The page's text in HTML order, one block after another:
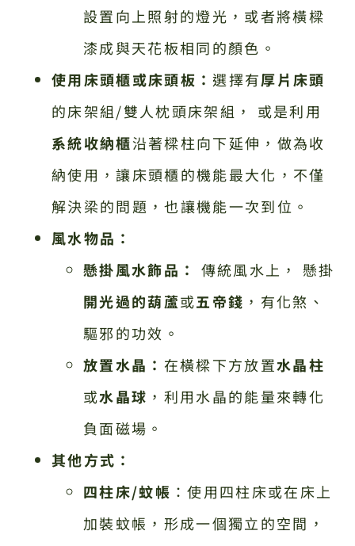
設置向上照射的燈光，或者將橫樑
漆成與天花板相同的顏色。
使用床頭櫃或床頭板：選擇有厚片床頭
的床架組/雙人枕頭床架組， 或是利用
系統收納櫃沿著樑柱向下延伸，做為收
納使用，讓床頭櫃的機能最大化，不僅
解決梁的問題，也讓機能一次到位。
風水物品：
懸掛風水飾品：
傳統風水上， 懸掛
開光過的葫蘆或五帝錢 ，有化煞、
驅邪的功效。
放置水晶： 在橫樑下方放置水晶柱
或水晶球 ，利用水晶的能量來轉化
負面磁場。
其他方式：
四柱床/蚊帳 ：使用四柱床或在床上
加裝蚊帳，形成一個獨立的空間，